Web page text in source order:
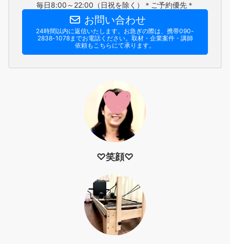
毎日8:00～22:00（日祝を除く）＊ご予約優先＊
お問い合わせ
24時間以内に返信いたします。お急ぎの際は、携帯090-
2838-1078までお電話ください。​取材・企業案件・講師
依頼もこちらにて承ります。
♡笑顔♡